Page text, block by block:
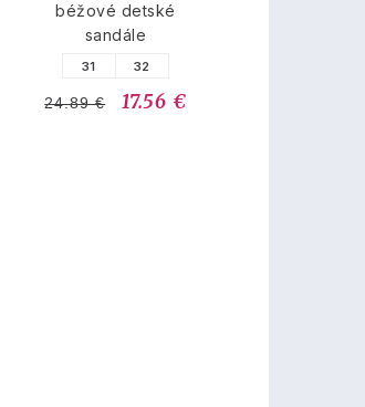
béžové detské
sandále
31 32
24.89 € 17.56 €